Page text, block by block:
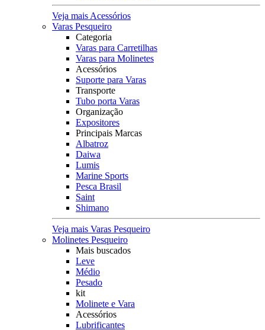
Veja mais Acessórios
Varas Pesqueiro
Categoria
Varas para Carretilhas
Varas para Molinetes
Acessórios
Suporte para Varas
Transporte
Tubo porta Varas
Organização
Expositores
Principais Marcas
Albatroz
Daiwa
Lumis
Marine Sports
Pesca Brasil
Saint
Shimano
Veja mais Varas Pesqueiro
Molinetes Pesqueiro
Mais buscados
Leve
Médio
Pesado
kit
Molinete e Vara
Acessórios
Lubrificantes